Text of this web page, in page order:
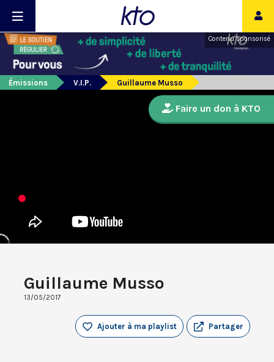
Contenu sponsorisé
Émissions V.I.P. Guillaume Musso
Guillaume Musso
13/05/2017
Partager
Ajouter à ma playlist
Faire un don à KTO